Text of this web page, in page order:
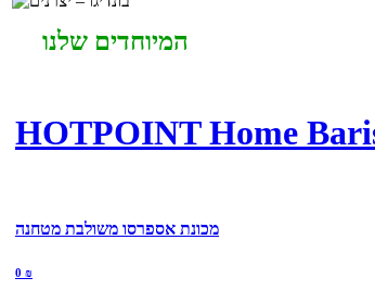
המיוחדים שלנו
HOTPOINT Home
מכונת אספרסו משולבת מטחנה
0 ₪